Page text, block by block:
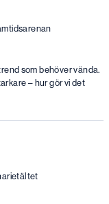
som behöver vända.
– hur gör vi det